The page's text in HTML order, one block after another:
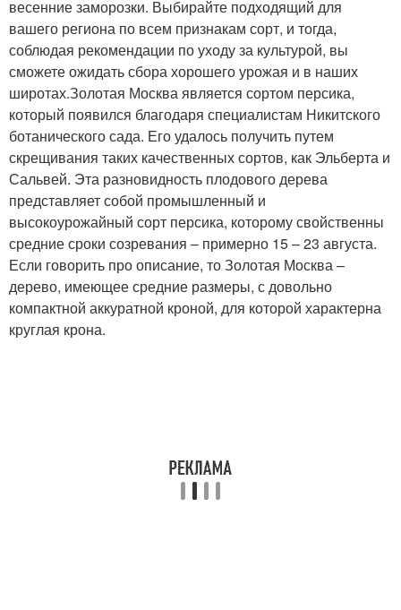
весенние заморозки. Выбирайте подходящий для
вашего региона по всем признакам сорт, и тогда,
соблюдая рекомендации по уходу за культурой, вы
сможете ожидать сбора хорошего урожая и в наших
широтах.Золотая Москва является сортом персика,
который появился благодаря специалистам Никитского
ботанического сада. Его удалось получить путем
скрещивания таких качественных сортов, как Эльберта и
Сальвей. Эта разновидность плодового дерева
представляет собой промышленный и
высокоурожайный сорт персика, которому свойственны
средние сроки созревания – примерно 15 – 23 августа.
Если говорить про описание, то Золотая Москва –
дерево, имеющее средние размеры, с довольно
компактной аккуратной кроной, для которой характерна
круглая крона.